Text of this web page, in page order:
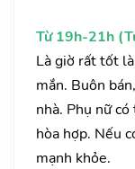
Từ 19h-21h
Là giờ rất tốt
mắn. Buôn
nhà. Phụ nữ
hòa hợp. Nếu
mạnh khỏe.